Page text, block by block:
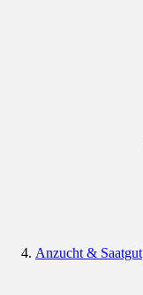
Anzucht & Saatgut